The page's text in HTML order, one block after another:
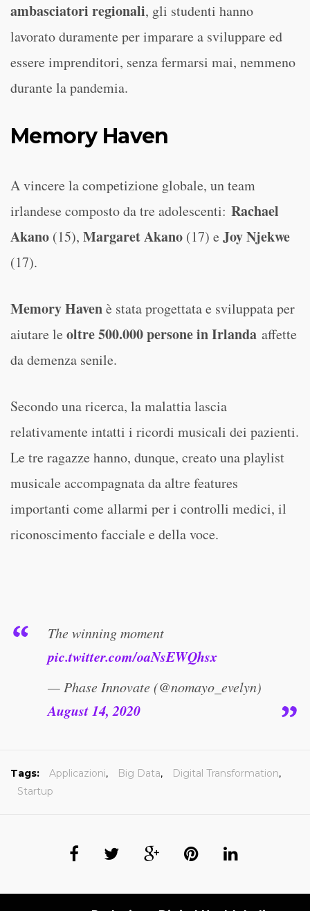
ambasciatori regionali, gli studenti hanno
lavorato duramente per imparare a sviluppare ed
essere imprenditori, senza fermarsi mai, nemmeno
durante la pandemia.
Memory Haven
A vincere la competizione globale, un team
irlandese composto da tre adolescenti: Rachael
Akano (15), Margaret Akano (17) e Joy Njekwe
(17).
Memory Havenè stata progettata e sviluppata per
aiutare le oltre 500.000 persone in Irlanda affette
da demenza senile.
Secondo una ricerca, la malattia lascia
relativamente intatti i ricordi musicali dei pazienti.
Le tre ragazze hanno, dunque, creato una playlist
musicale accompagnata da altre features
importanti come allarmi per i controlli medici, il
riconoscimento facciale e della voce.
The winning moment
pic.twitter.com/oaNsEWQhsx
— Phase Innovate (@nomayo_evelyn)
August 14, 2020
Tags: Applicazioni, Big Data, Digital Transformation,
Startup